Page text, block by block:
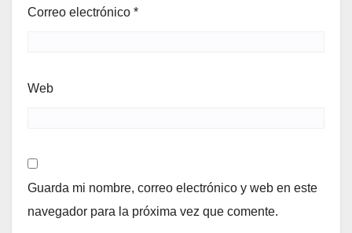
Correo electrónico *
Web
Guarda mi nombre, correo electrónico y web en este
navegador para la próxima vez que comente.